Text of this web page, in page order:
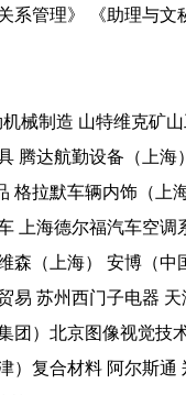
系管理》 《助理与
械制造 山特维克矿
腾达航勤设备（上海
格拉默车辆内饰（上
上海德尔福汽车空
森（上海） 安博（
易 苏州西门子电器
团）北京图像视觉技
）复合材料 阿尔斯